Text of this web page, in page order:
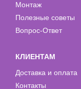
Монтаж
Полезные советы
Вопрос-Ответ
КЛИЕНТАМ
Доставка и оплата
Контакты